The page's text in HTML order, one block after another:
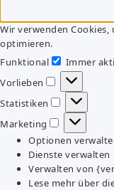
Wir verwenden Cookies,
optimieren.
Funktional
Immer
Vorlieben
Vorlieben
Statistiken
Statistiken
Marketing
Marketing
Optionen
Dienste verwalten
Verwalten von
Lese mehr über